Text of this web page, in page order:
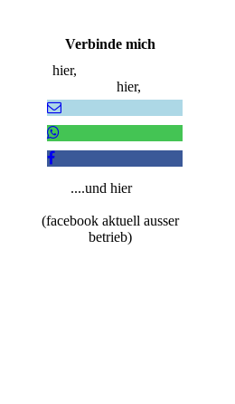
Verbinde mich
hier,
hier,
....und hier
(facebook aktuell ausser
betrieb)